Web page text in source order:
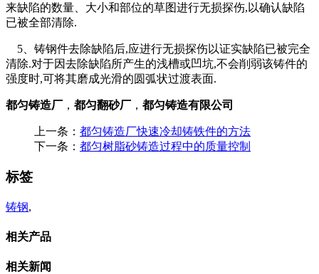
来缺陷的数量、大小和部位的草图进行无损探伤,以确认缺陷
已被全部清除.
5、铸钢件去除缺陷后,应进行无损探伤以证实缺陷已被完全
清除.对于因去除缺陷所产生的浅槽或凹坑,不会削弱该铸件的
强度时,可将其磨成光滑的圆弧状过渡表面.
都匀铸造厂 ， 都匀翻砂厂 ， 都匀铸造有限公司
上一条： 都匀铸造厂快速冷却铸铁件的方法
下一条： 都匀树脂砂铸造过程中的质量控制
标签
铸钢,
相关产品
相关新闻